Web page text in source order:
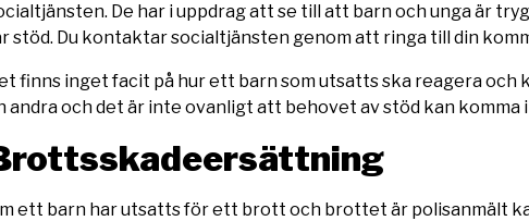
De har i uppdrag att se till att barn och unga är
stöd. Du kontaktar socialtjänsten genom att ringa till din
finns inget facit på hur ett barn som utsatts ska reagera och
andra och det är inte ovanligt att behovet av stöd kan komma
ett barn har utsatts för ett brott och brottet är polisanmält